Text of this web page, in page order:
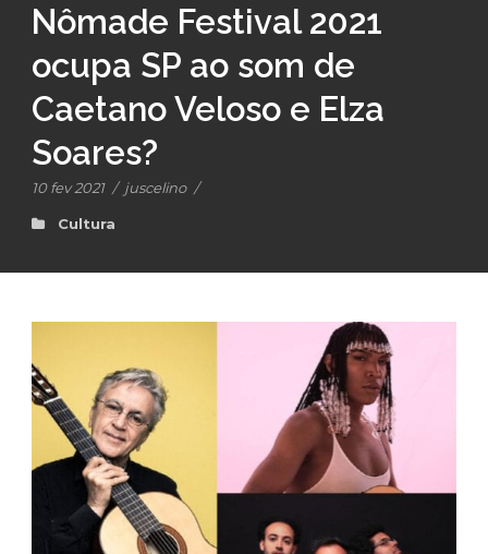
Nômade Festival 2021
ocupa SP ao som de
Caetano Veloso e Elza
Soares?
10 fev 2021 / juscelino /
Cultura